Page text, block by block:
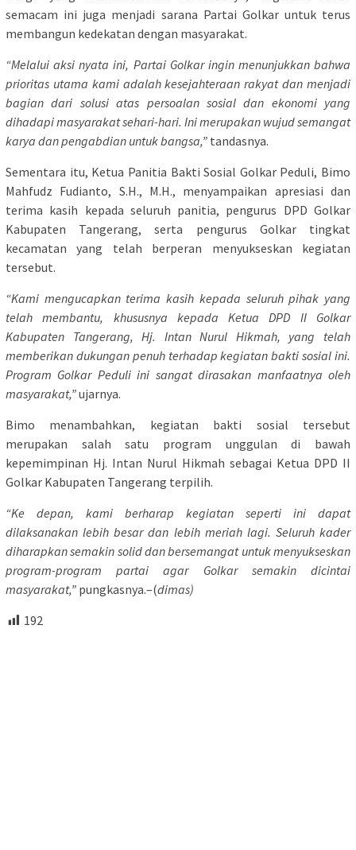
semacam ini juga menjadi sarana Partai Golkar untuk terus
membangun kedekatan dengan masyarakat.
“Melalui aksi nyata ini, Partai Golkar ingin menunjukkan bahwa
prioritas utama kami adalah kesejahteraan rakyat dan menjadi
bagian dari solusi atas persoalan sosial dan ekonomi yang
dihadapi masyarakat sehari-hari. Ini merupakan wujud semangat
karya dan pengabdian untuk bangsa,” tandasnya.
Sementara itu, Ketua Panitia Bakti Sosial Golkar Peduli, Bimo
Mahfudz Fudianto, S.H., M.H., menyampaikan apresiasi dan
terima kasih kepada seluruh panitia, pengurus DPD Golkar
Kabupaten Tangerang, serta pengurus Golkar tingkat
kecamatan yang telah berperan menyukseskan kegiatan
tersebut.
“Kami mengucapkan terima kasih kepada seluruh pihak yang
telah membantu, khususnya kepada Ketua DPD II Golkar
Kabupaten Tangerang, Hj. Intan Nurul Hikmah, yang telah
memberikan dukungan penuh terhadap kegiatan bakti sosial ini.
Program Golkar Peduli ini sangat dirasakan manfaatnya oleh
masyarakat,”ujarnya.
Bimo menambahkan, kegiatan bakti sosial tersebut
merupakan salah satu program unggulan di bawah
kepemimpinan Hj. Intan Nurul Hikmah sebagai Ketua DPD II
Golkar Kabupaten Tangerang terpilih.
“Ke depan, kami berharap kegiatan seperti ini dapat
dilaksanakan lebih besar dan lebih meriah lagi. Seluruh kader
diharapkan semakin solid dan bersemangat untuk menyukseskan
program-program partai agar Golkar semakin dicintai
masyarakat,” pungkasnya.–(dimas)
192